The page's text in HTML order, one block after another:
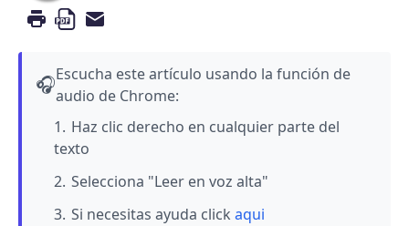
🎧Escucha este artículo usando la función de
audio de Chrome:
Haz clic derecho en cualquier parte del
texto
Selecciona "Leer en voz alta"
Si necesitas ayuda click aqui